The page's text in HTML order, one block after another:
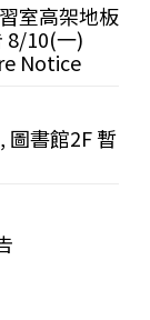
室高架地板
8/10(一)
Notice
圖書館2F 暫